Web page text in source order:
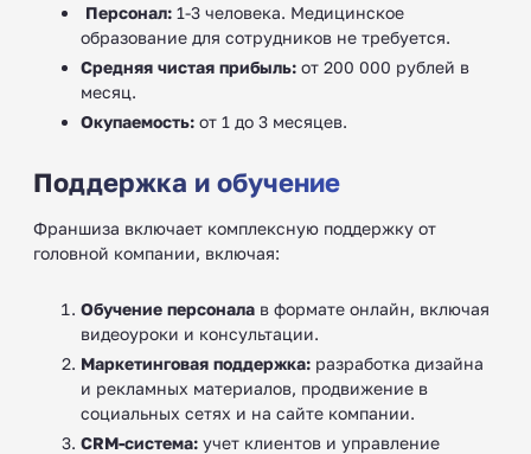
Персонал: 1-3 человека. Медицинское
образование для сотрудников не требуется.
Средняя чистая прибыль: от 200 000 рублей в
месяц.
Окупаемость: от 1 до 3 месяцев.
Поддержка и обучение
Франшиза включает комплексную поддержку от
головной компании, включая:
Обучение персонала в формате онлайн, включая
видеоуроки и консультации.
Маркетинговая поддержка: разработка дизайна
и рекламных материалов, продвижение в
социальных сетях и на сайте компании.
CRM-система: учет клиентов и управление